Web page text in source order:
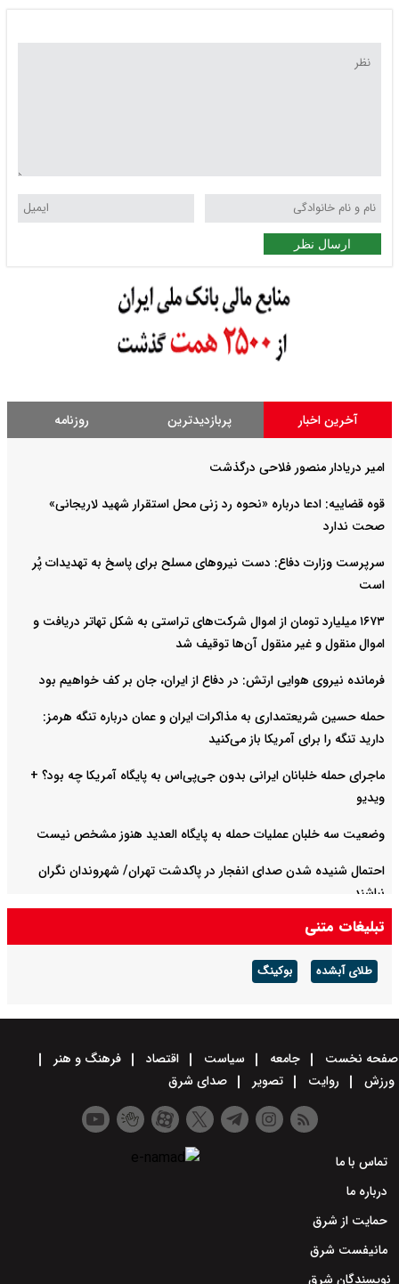
ارسال نظر
آخرین اخبار پربازدیدترین روزنامه
امیر دریادار منصور فلاحی درگذشت
قوه قضاییه: ادعا درباره «نحوه رد زنی محل استقرار شهید لاریجانی»
صحت ندارد
سرپرست وزارت دفاع: دست نیروهای مسلح برای پاسخ به تهدیدات پُر
است
۱۶۷۳ میلیارد تومان از اموال شرکت‌های تراستی به شکل تهاتر دریافت و
اموال منقول و غیر منقول آن‌ها توقیف شد
فرمانده نیروی هوایی ارتش: در دفاع از ایران، جان بر کف خواهیم بود
حمله حسین شریعتمداری به مذاکرات ایران و عمان درباره تنگه هرمز:
دارید تنگه را برای آمریکا باز می‌کنید
ماجرای حمله خلبانان ایرانی بدون جی‌پی‌اس به پایگاه آمریکا چه بود؟ +
ویدیو
وضعیت سه خلبان عملیات حمله به پایگاه العدید هنوز مشخص نیست
احتمال شنیده شدن صدای انفجار در پاکدشت تهران/ شهروندان نگران
نباشند
روایت دوم پزشکیان با موضوع اقتصاد و معیشت مردم امشب پخش
تبلیغات متنی
طلای آبشده بوکینگ
صفحه نخست جامعه سیاست اقتصاد
فرهنگ و هنر
ورزش
روایت تصویر صدای شرق
تماس با ما
درباره ما
حمایت از شرق
مانیفست شرق
نویسندگان شرق